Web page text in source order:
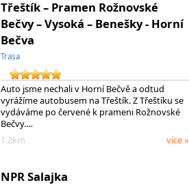
Třeštík – Pramen Rožnovské
Bečvy – Vysoká – Benešky - Horní
Bečva
Trasa
Auto jsme nechali v Horní Bečvě a odtud
vyrážíme autobusem na Třeštík. Z Třeštíku se
vydáváme po červené k prameni Rožnovské
Bečvy.…
1.2km
více »
NPR Salajka